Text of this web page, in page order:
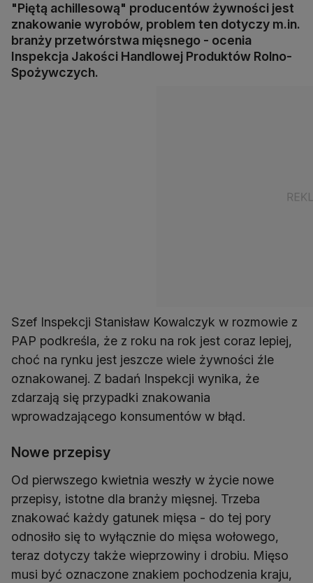
"Piętą achillesową" producentów żywności jest
znakowanie wyrobów, problem ten dotyczy m.in.
branży przetwórstwa mięsnego - ocenia
Inspekcja Jakości Handlowej Produktów Rolno-
Spożywczych.
Szef Inspekcji Stanisław Kowalczyk w rozmowie z
PAP podkreśla, że z roku na rok jest coraz lepiej,
choć na rynku jest jeszcze wiele żywności źle
oznakowanej. Z badań Inspekcji wynika, że
zdarzają się przypadki znakowania
wprowadzającego konsumentów w błąd.
Nowe przepisy
Od pierwszego kwietnia weszły w życie nowe
przepisy, istotne dla branży mięsnej. Trzeba
znakować każdy gatunek mięsa - do tej pory
odnosiło się to wyłącznie do mięsa wołowego,
teraz dotyczy także wieprzowiny i drobiu. Mięso
musi być oznaczone znakiem pochodzenia kraju,